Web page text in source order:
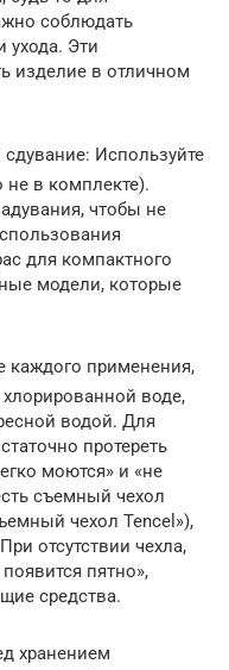
соблюдать
ухода. Эти
изделие в отличном
Используйте
не в комплекте).
чтобы не
для компактного
модели, которые
каждого применения,
воде,
водой. Для
протереть
моются» и «не
съемный чехол
чехол Tencel»),
отсутствии чехла,
пятно»,
средства.
хранением